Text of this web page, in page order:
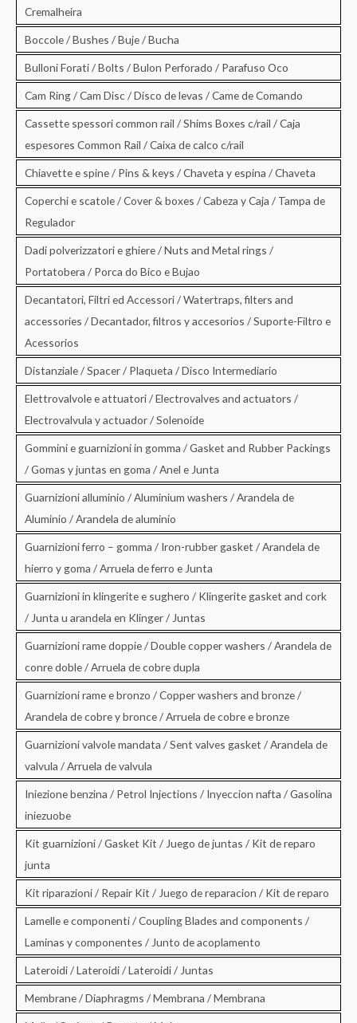
Cremalheira
Boccole / Bushes / Buje / Bucha
Bulloni Forati / Bolts / Bulon Perforado / Parafuso Oco
Cam Ring / Cam Disc / Disco de levas / Came de Comando
Cassette spessori common rail / Shims Boxes c/rail / Caja
espesores Common Rail / Caixa de calco c/rail
Chiavette e spine / Pins & keys / Chaveta y espina / Chaveta
Coperchi e scatole / Cover & boxes / Cabeza y Caja / Tampa de
Regulador
Dadi polverizzatori e ghiere / Nuts and Metal rings /
Portatobera / Porca do Bico e Bujao
Decantatori, Filtri ed Accessori / Watertraps, filters and
accessories / Decantador, filtros y accesorios / Suporte-Filtro e
Acessorios
Distanziale / Spacer / Plaqueta / Disco Intermediario
Elettrovalvole e attuatori / Electrovalves and actuators /
Electrovalvula y actuador / Solenoide
Gommini e guarnizioni in gomma / Gasket and Rubber Packings
/ Gomas y juntas en goma / Anel e Junta
Guarnizioni alluminio / Aluminium washers / Arandela de
Aluminio / Arandela de aluminio
Guarnizioni ferro – gomma / Iron-rubber gasket / Arandela de
hierro y goma / Arruela de ferro e Junta
Guarnizioni in klingerite e sughero / Klingerite gasket and cork
/ Junta u arandela en Klinger / Juntas
Guarnizioni rame doppie / Double copper washers / Arandela de
conre doble / Arruela de cobre dupla
Guarnizioni rame e bronzo / Copper washers and bronze /
Arandela de cobre y bronce / Arruela de cobre e bronze
Guarnizioni valvole mandata / Sent valves gasket / Arandela de
valvula / Arruela de valvula
Iniezione benzina / Petrol Injections / Inyeccion nafta / Gasolina
iniezuobe
Kit guarnizioni / Gasket Kit / Juego de juntas / Kit de reparo
junta
Kit riparazioni / Repair Kit / Juego de reparacion / Kit de reparo
Lamelle e componenti / Coupling Blades and components /
Laminas y componentes / Junto de acoplamento
Lateroidi / Lateroidi / Lateroidi / Juntas
Membrane / Diaphragms / Membrana / Membrana